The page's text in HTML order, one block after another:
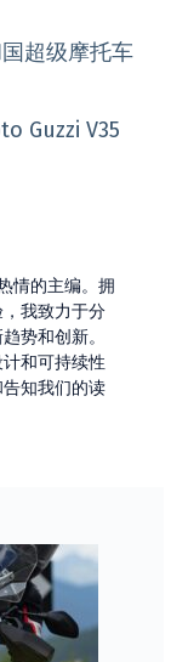
超级摩托车
Guzzi V35
情的主编。拥
我致力于分
势和创新。
和可持续性
知我们的读